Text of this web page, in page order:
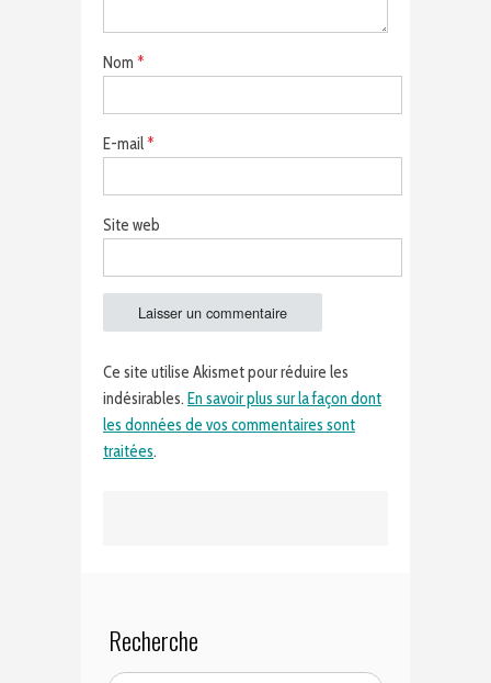
Nom *
E-mail*
Site web
Ce site utilise Akismet pour réduire les
indésirables. En savoir plus sur la façon dont
les données de vos commentaires sont
traitées.
Recherche